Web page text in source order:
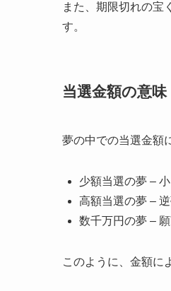
また、期限切れの宝
す。
当選金額の意味
夢の中での当選金額
少額当選の夢 –
高額当選の夢 –
数千万円の夢 –
このように、金額に